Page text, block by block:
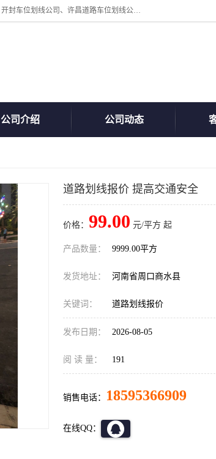
周口中为交通设施工程有限公司是一家洛阳道路划线公司、郑州道路划线公司、平顶山道路车位划线公司、开封车位划线公司、许昌道路车位划线公司、漯河道路车位划线公司，公司始终坚持“诚信、匠心、专注”的宗旨；我们的经营理念是：的服务。
公司介绍 公司动态
道路划线报价 提高交通安全
价格： 99.00 元/平方 起
产品数量： 9999.00平方
发货地址： 河南省周口商水县
关键词： 道路划线报价
发布日期： 2026-08-05
阅 读 量： 191
销售电话： 18595366909
在线QQ：